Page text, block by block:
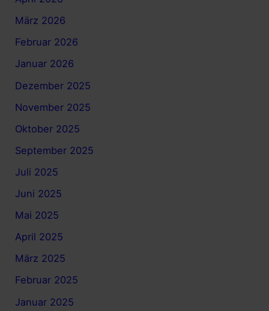
März 2026
Februar 2026
Januar 2026
Dezember 2025
November 2025
Oktober 2025
September 2025
Juli 2025
Juni 2025
Mai 2025
April 2025
März 2025
Februar 2025
Januar 2025